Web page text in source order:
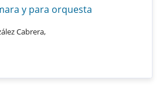
y para orquesta
Cabrera,